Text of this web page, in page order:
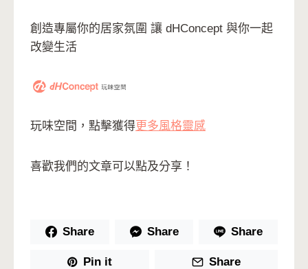
創造專屬你的居家氛圍 讓 dHConcept 與你一起
改變生活
玩味空間，點擊獲得更多風格靈感
喜歡我們的文章可以點及分享！
Share Share Share
Pin it Share